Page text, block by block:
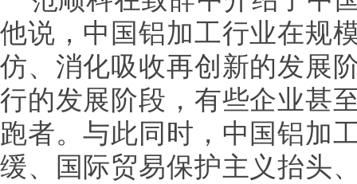
他说，中国铝加工行业在规
仿、消化吸收再创新的发展
行的发展阶段，有些企业甚
跑者。与此同时，中国铝加
缓、国际贸易保护主义抬头